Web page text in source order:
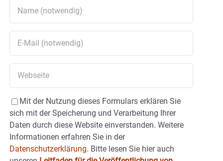
Mit der Nutzung dieses Formulars erklären Sie
sich mit der Speicherung und Verarbeitung Ihrer
Daten durch diese Website einverstanden. Weitere
Informationen erfahren Sie in der
Datenschutzerklärung. Bitte lesen Sie hier auch